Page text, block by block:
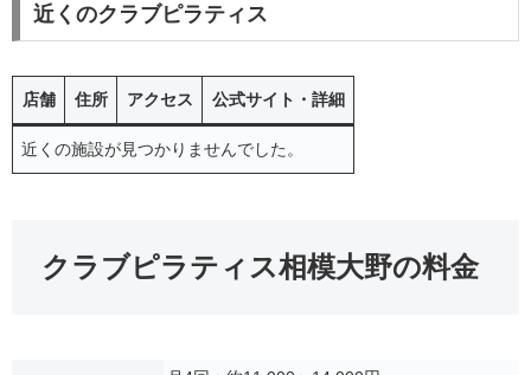
近くのクラブピラティス
店舗 住所 アクセス 公式サイト・詳細
近くの施設が見つかりませんでした。
クラブピラティス相模大野の料金